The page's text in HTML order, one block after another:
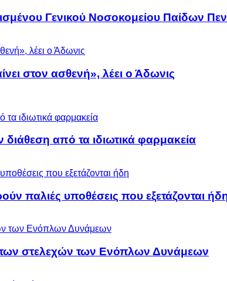
Γενικού Νοσοκομείου Παίδων
στον ασθενή», λέει ο Άδωνις
από τα ιδιωτικά φαρμακεία
παλιές υποθέσεις που εξετάζονται
στελεχών των Ενόπλων Δυνάμεων